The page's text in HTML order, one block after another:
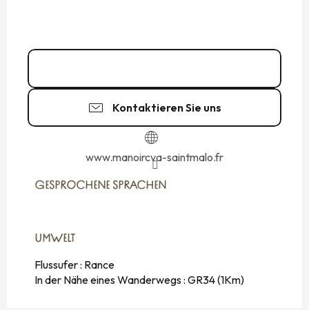
Kontaktieren Sie uns
www.manoircva-saintmalo.fr
GESPROCHENE SPRACHEN
GESPROCHENE SPRACHEN
UMWELT
UMWELT
Flussufer : Rance
In der Nähe eines Wanderwegs : GR34(1Km)